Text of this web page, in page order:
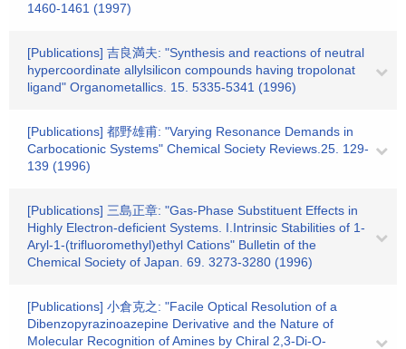
1460-1461 (1997)
[Publications] 吉良満夫: "Synthesis and reactions of neutral
hypercoordinate allylsilicon compounds having tropolonat
ligand" Organometallics. 15. 5335-5341 (1996)
[Publications] 都野雄甫: "Varying Resonance Demands in
Carbocationic Systems" Chemical Society Reviews.25. 129-
139 (1996)
[Publications] 三島正章: "Gas-Phase Substituent Effects in
Highly Electron-deficient Systems. I.Intrinsic Stabilities of 1-
Aryl-1-(trifluoromethyl)ethyl Cations" Bulletin of the
Chemical Society of Japan. 69. 3273-3280 (1996)
[Publications] 小倉克之: "Facile Optical Resolution of a
Dibenzopyrazinoazepine Derivative and the Nature of
Molecular Recognition of Amines by Chiral 2,3-Di-O-